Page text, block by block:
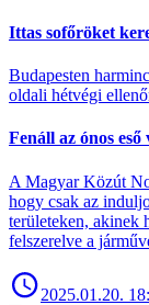
Ittas sofőröket
Budapesten
oldali hétvégi
Fenáll az ónos eső
A Magyar Közút
hogy csak az
területeken, akinek
felszerelve a
2025.01.20.